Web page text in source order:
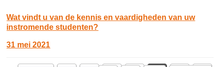
Wat vindt u van de kennis en vaardigheden van uw
instromende studenten?
31 mei 2021